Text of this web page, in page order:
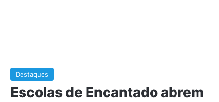
Destaques
Escolas de Encantado abrem